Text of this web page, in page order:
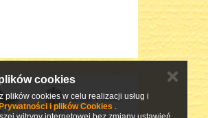
cookies
plików cookies w celu realizacji usług i
i plików Cookies .
✕